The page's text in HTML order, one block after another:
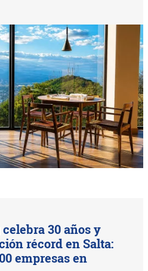
30 años y
récord en Salta:
empresas en